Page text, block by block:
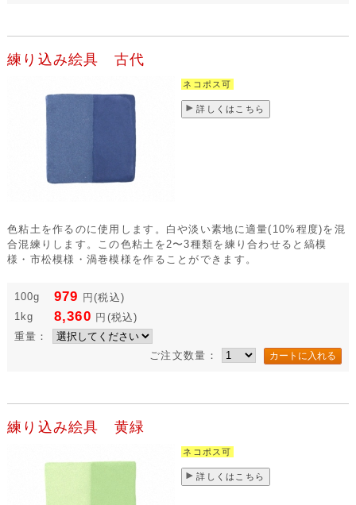
練り込み絵具 古代
ネコポス可
詳しくはこちら
色粘土を作るのに使用します。白や淡い素地に適量(10%程度)を混
合混練りします。この色粘土を2〜3種類を練り合わせると縞模
様・市松模様・渦巻模様を作ることができます。
100g 979 円 (税込)
1kg
8,360 円 (税込)
重量：
ご注文数量：
練り込み絵具 黄緑
ネコポス可
詳しくはこちら